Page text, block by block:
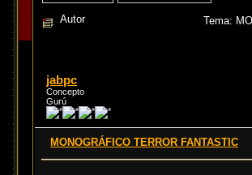
Autor Tema:
jabpc
Concepto
Gurú
MONOGRÁFICO TERROR FANTASTIC